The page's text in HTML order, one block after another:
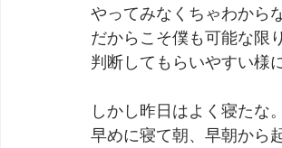
やってみなくちゃわからな
だからこそ僕も可能な限
判断してもらいやすい様に
しかし昨日はよく寝たな。
早めに寝て朝、早朝から